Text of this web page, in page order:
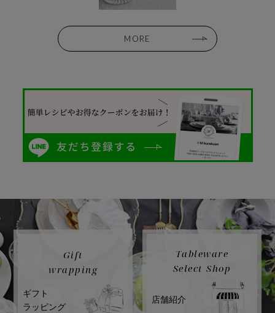
MORE
Gift
wrapping
ギフト
ラッピング
Tableware
Select Shop
店舗紹介